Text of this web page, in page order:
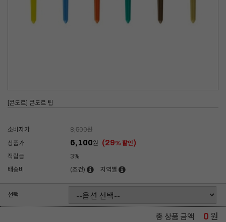
[콘도르] 콘도르 팁
소비자가 8,500원
상품가
6,100원 (29% 할인)
적립금
3%
배송비
(조건) 지역별
선택
총 상품 금액 0 원